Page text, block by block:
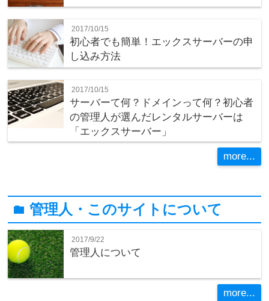
2017/10/15
初心者でも簡単！エックスサーバーの申
し込み方法
2017/10/15
サーバーて何？ドメインって何？初心者
の管理人が選んだレンタルサーバーは
「エックスサーバー」
more...
folder管理人・このサイトについて
2017/9/22
管理人について
more...